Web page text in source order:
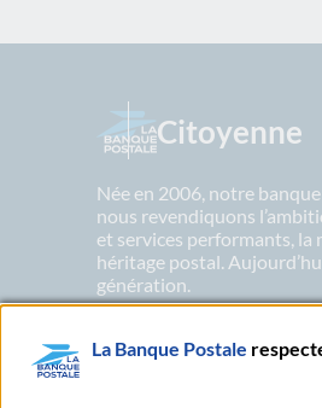
Citoyenne
Née en 2006, notre
nous revendiquons
et services performants,
héritage postal.
génération.
En savoir plus sur nos
La Banque Postale